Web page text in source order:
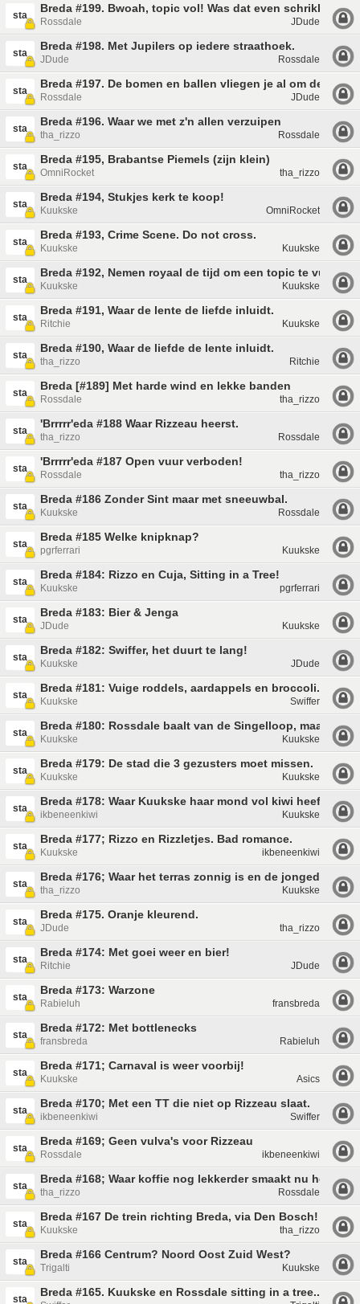
sta
Breda #199. Bwoah, topic vol! Was dat even schrikken!
Rossdale JDude
sta
Breda #198. Met Jupilers op iedere straathoek.
JDude Rossdale
sta
Breda #197. De bomen en ballen vliegen je al om de oren!
Rossdale JDude
sta
Breda #196. Waar we met z'n allen verzuipen
tha_rizzo Rossdale
sta
Breda #195, Brabantse Piemels (zijn klein)
OmniRocket tha_rizzo
sta
Breda #194, Stukjes kerk te koop!
Kuukske OmniRocket
sta
Breda #193, Crime Scene. Do not cross.
Kuukske Kuukske
sta
Breda #192, Nemen royaal de tijd om een topic te vullen.
Kuukske Kuukske
sta
Breda #191, Waar de lente de liefde inluidt.
Ritchie Kuukske
sta
Breda #190, Waar de liefde de lente inluidt.
tha_rizzo Ritchie
sta
Breda [#189] Met harde wind en lekke banden
Rossdale tha_rizzo
sta
'Brrrrr'eda #188 Waar Rizzeau heerst.
tha_rizzo Rossdale
sta
'Brrrrr'eda #187 Open vuur verboden!
Rossdale tha_rizzo
sta
Breda #186 Zonder Sint maar met sneeuwbal.
Kuukske Rossdale
sta
Breda #185 Welke knipknap?
pgrferrari Kuukske
sta
Breda #184: Rizzo en Cuja, Sitting in a Tree!
Kuukske pgrferrari
sta
Breda #183: Bier & Jenga
JDude Kuukske
sta
Breda #182: Swiffer, het duurt te lang!
Kuukske JDude
sta
Breda #181: Vuige roddels, aardappels en broccoli.
Kuukske Swiffer
sta
Breda #180: Rossdale baalt van de Singelloop, maar met
Kuukske Kuukske
sta
Breda #179: De stad die 3 gezusters moet missen.
Kuukske Kuukske
sta
Breda #178: Waar Kuukske haar mond vol kiwi heeft
ikbeneenkiwi Kuukske
sta
Breda #177; Rizzo en Rizzletjes. Bad romance.
Kuukske ikbeneenkiwi
sta
Breda #176; Waar het terras zonnig is en de jongedames
tha_rizzo Kuukske
sta
Breda #175. Oranje kleurend.
JDude tha_rizzo
sta
Breda #174: Met goei weer en bier!
Ritchie JDude
sta
Breda #173: Warzone
Rabieluh fransbreda
sta
Breda #172: Met bottlenecks
fransbreda Rabieluh
sta
Breda #171; Carnaval is weer voorbij!
Kuukske Asics
sta
Breda #170; Met een TT die niet op Rizzeau slaat.
ikbeneenkiwi Swiffer
sta
Breda #169; Geen vulva's voor Rizzeau
Rossdale ikbeneenkiwi
sta
Breda #168; Waar koffie nog lekkerder smaakt nu het
tha_rizzo Rossdale
sta
Breda #167 De trein richting Breda, via Den Bosch!
Kuukske tha_rizzo
sta
Breda #166 Centrum? Noord Oost Zuid West?
Trigalti Kuukske
sta
Breda #165. Kuukske en Rossdale sitting in a tree...